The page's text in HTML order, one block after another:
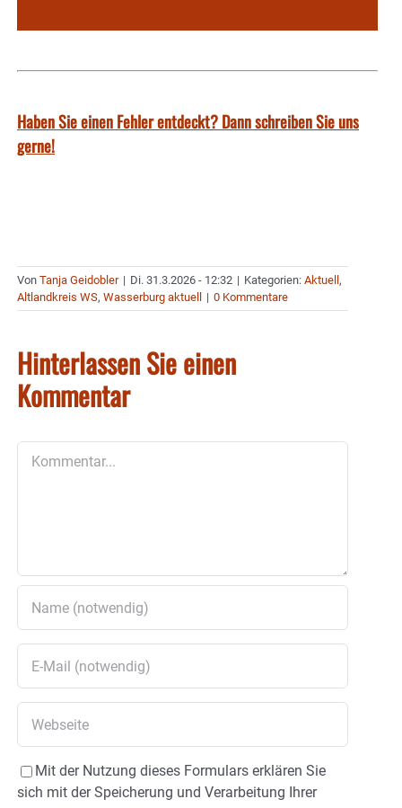
Haben Sie einen Fehler entdeckt? Dann schreiben Sie uns
gerne!
Von Tanja Geidobler | Di. 31.3.2026 - 12:32 | Kategorien: Aktuell ,
Altlandkreis WS, Wasserburg aktuell | 0 Kommentare
Hinterlassen Sie einen
Kommentar
Mit der Nutzung dieses Formulars erklären Sie
sich mit der Speicherung und Verarbeitung Ihrer